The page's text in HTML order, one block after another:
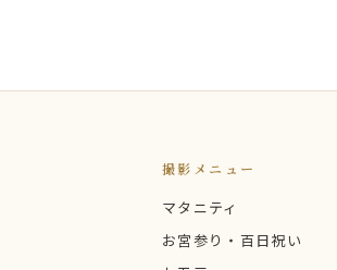
撮影メニュー
マタニティ
お宮参り・百日祝い